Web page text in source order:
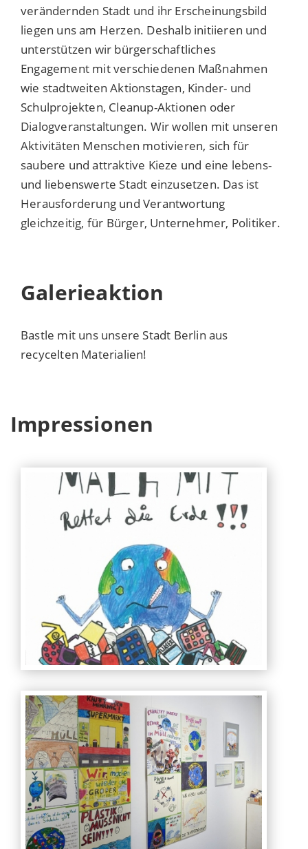
verändernden Stadt und ihr Erscheinungsbild
liegen uns am Herzen. Deshalb initiieren und
unterstützen wir bürgerschaftliches
Engagement mit verschiedenen Maßnahmen
wie stadtweiten Aktionstagen, Kinder- und
Schulprojekten, Cleanup-Aktionen oder
Dialogveranstaltungen. Wir wollen mit unseren
Aktivitäten Menschen motivieren, sich für
saubere und attraktive Kieze und eine lebens-
und liebenswerte Stadt einzusetzen. Das ist
Herausforderung und Verantwortung
gleichzeitig, für Bürger, Unternehmer, Politiker.
Galerieaktion
Bastle mit uns unsere Stadt Berlin aus
recycelten Materialien!
Impressionen